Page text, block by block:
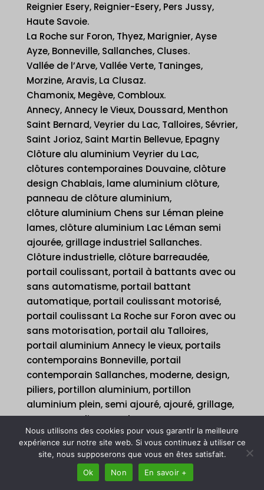
Reignier Esery, Reignier-Esery, Pers Jussy,
Haute Savoie.
La Roche sur Foron, Thyez, Marignier, Ayse
Ayze, Bonneville, Sallanches, Cluses.
Vallée de l’Arve, Vallée Verte, Taninges,
Morzine, Aravis, La Clusaz.
Chamonix, Megève, Combloux.
Annecy, Annecy le Vieux, Doussard, Menthon
Saint Bernard, Veyrier du Lac, Talloires, Sévrier,
Saint Jorioz, Saint Martin Bellevue, Epagny
Clôture alu aluminium Veyrier du Lac,
clôtures contemporaines Douvaine, clôture
design Chablais, lame aluminium clôture,
panneau de clôture aluminium,
clôture aluminium Chens sur Léman pleine
lames, clôture aluminium Lac Léman semi
ajourée, grillage industriel Sallanches.
Clôture industrielle, clôture barreaudée,
portail coulissant, portail à battants avec ou
sans automatisme, portail battant
automatique, portail coulissant motorisé,
portail coulissant La Roche sur Foron avec ou
sans motorisation, portail alu Talloires,
portail aluminium Annecy le vieux, portails
contemporains Bonneville, portail
contemporain Sallanches, moderne, design,
piliers, portillon aluminium, portillon
aluminium plein, semi ajouré, ajouré, grillage,
panneau, palissage, claustra, vente et
installation barreaudage, mur en gabion,
installation de panneau de clôture
décorative Reignier Esery aluminium, brise
vue Annemasse, panneaux rigide, poteaux,
Nous utilisons des cookies pour vous garantir la meilleure
expérience sur notre site web. Si vous continuez à utiliser ce
site, nous supposerons que vous en êtes satisfait.
Ok
Non En savoir +